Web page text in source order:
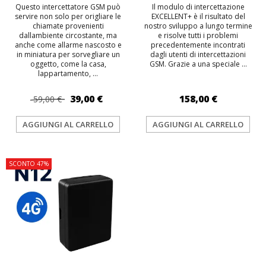
Questo intercettatore GSM può
servire non solo per origliare le
chiamate provenienti
dallambiente circostante, ma
anche come allarme nascosto e
in miniatura per sorvegliare un
oggetto, come la casa,
lappartamento, ...
59,00 € 39,00 €
AGGIUNGI AL CARRELLO
Il modulo di intercettazione
EXCELLENT+ è il risultato del
nostro sviluppo a lungo termine
e risolve tutti i problemi
precedentemente incontrati
dagli utenti di intercettazioni
GSM. Grazie a una speciale ...
158,00 €
AGGIUNGI AL CARRELLO
SCONTO 47%